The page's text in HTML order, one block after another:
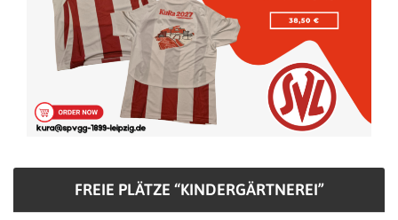
FREIE PLÄTZE “KINDERGÄRTNEREI”